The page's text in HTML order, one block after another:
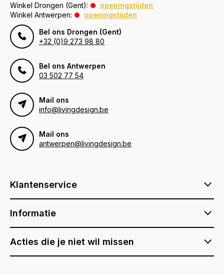
Winkel Drongen (Gent):
openingstijden
Winkel Antwerpen:
openingstijden
Bel ons Drongen (Gent)
+32 (0)9 273 98 80
Bel ons Antwerpen
03 502 77 54
Mail ons
info@livingdesign.be
Mail ons
antwerpen@livingdesign.be
Klantenservice
Informatie
Acties die je niet wil missen